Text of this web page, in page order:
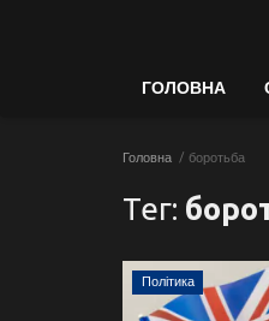
ГОЛОВНА
Головна боротьба
Тег:
Політика